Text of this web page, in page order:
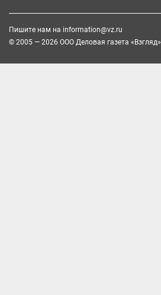
Пишите нам на information@vz.ru
© 2005 — 2026 ООО Деловая газета «Взгляд»